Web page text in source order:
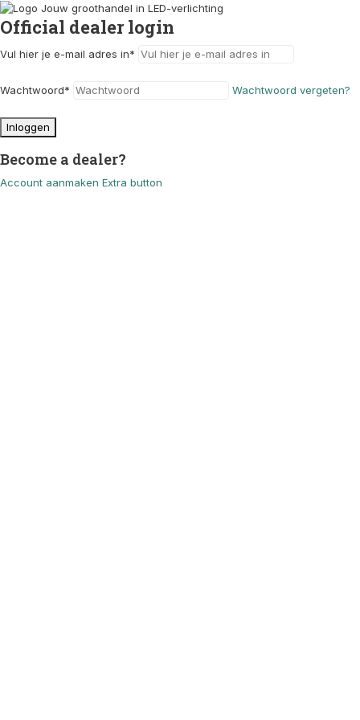
Official dealer login
Vul hier je e-mail adres in*
Wachtwoord* Wachtwoord vergeten?
Inloggen
Become a dealer?
Account aanmaken Extra button